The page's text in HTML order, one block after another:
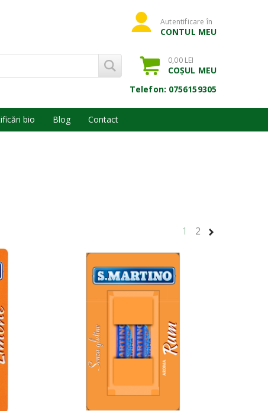
Autentificare în
CONTUL MEU
0,00 LEI
COȘUL MEU
Telefon: 0756159305
bio Blog Contact
1 2